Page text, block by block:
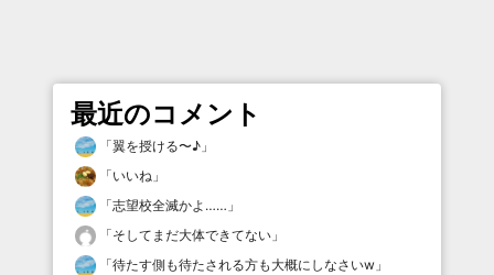
最近のコメント
「翼を授ける〜♪ 」
「いいね 」
「志望校全滅かよ…… 」
「そしてまだ大体できてない 」
「待たす側も待たされる方も大概にしなさいw 」